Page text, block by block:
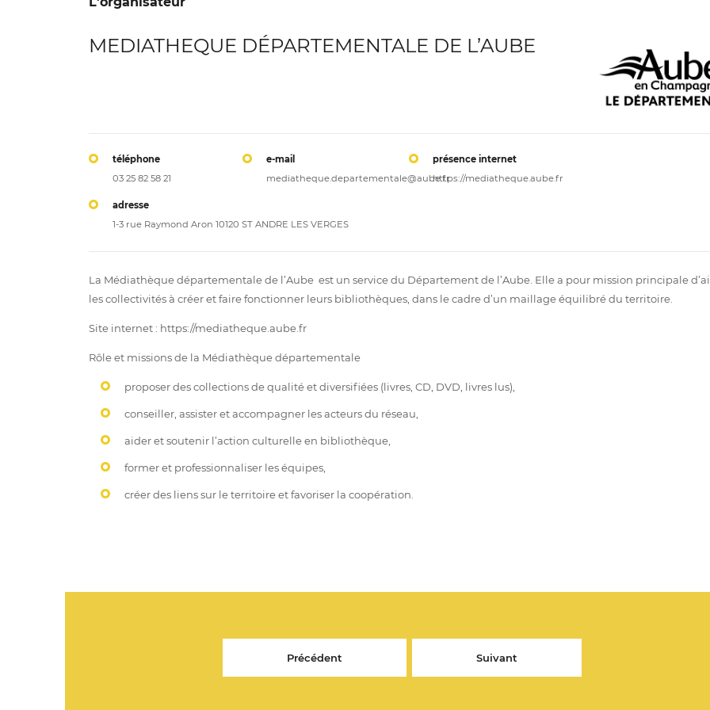
MEDIATHEQUE DÉPARTEMENTALE DE L’AUBE
téléphone
03 25 82 58 21
e-mail
mediatheque.departementale@aube.fr
présence internet
https://mediatheque.aube.fr
adresse
1-3 rue Raymond Aron 10120 ST ANDRE LES VERGES
La Médiathèque départementale de l’Aube est un service du Département de l’Aube. Elle a pour mission principale
les collectivités à créer et faire fonctionner leurs bibliothèques, dans le cadre d’un maillage équilibré du territoire.
Site internet : https://mediatheque.aube.fr
Rôle et missions de la Médiathèque départementale
proposer des collections de qualité et diversifiées (livres, CD, DVD, livres lus),
conseiller, assister et accompagner les acteurs du réseau,
aider et soutenir l’action culturelle en bibliothèque,
former et professionnaliser les équipes,
créer des liens sur le territoire et favoriser la coopération.
Précédent Suivant